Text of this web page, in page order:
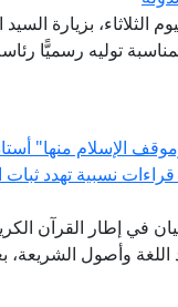
الثلاثاء، بزيارة
توليه رسميًّا
الإسلام منها"
نسبية تهدد ثبات
في إطار القرآن
وأصول الشريعة،